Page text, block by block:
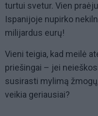
turtui svetur. Vien
Ispanijoje nupirko
milijardus eurų!
Vieni teigia, kad meilė
priešingai – jei
susirasti mylimą
veikia geriausiai?